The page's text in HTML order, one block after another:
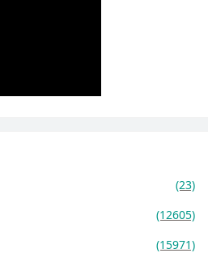
(23)
(12605)
(15971)